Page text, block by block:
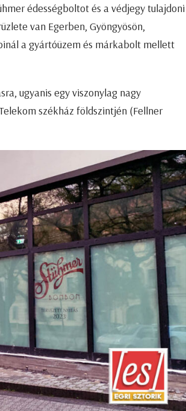
édességboltot és a védjegy tulajdoni
van Egerben, Gyöngyösön,
a gyártóüzem és márkabolt mellett
ugyanis egy viszonylag nagy
székház földszintjén (Fellner